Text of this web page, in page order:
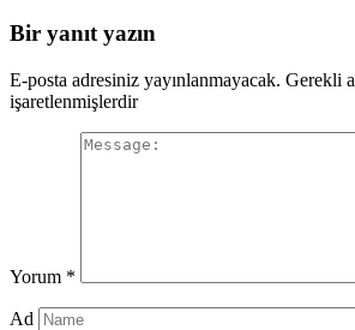
Bir yanıt yazın
E-posta adresiniz yayınlanmayacak. Gerekli
işaretlenmişlerdir
Yorum *
Ad